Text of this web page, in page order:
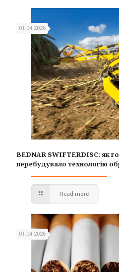
01.04.2026
BEDNAR SWIFTERDISC: як
перебудувало технологію
Read more
01.04.2026